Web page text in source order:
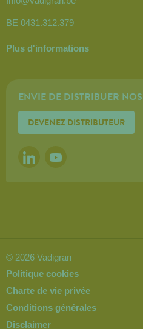
BE 0431.312.379
Plus d'informations
ENVIE DE DISTRIBUER
DEVENEZ DISTRIBUTEUR
LINKEDINYOUTUBE
© 2026 Vadigran
Politique cookies
Charte de vie privée
Conditions générales
Disclaimer